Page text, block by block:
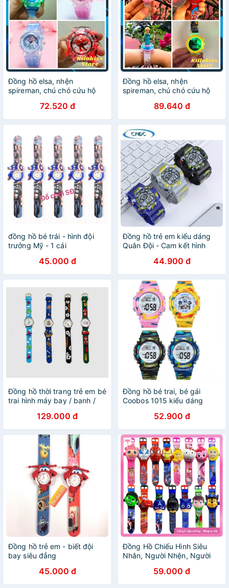
Đồng hồ elsa, nhện
spireman, chú chó cứu hộ
đồng hồ cho bé gái có đèn
nhấp nháy
72.520 đ
Đồng hồ elsa, nhện
spireman, chú chó cứu hộ
đồng hồ cho bé gái có đèn
nhấp nháy có nhạc
89.640 đ
đồng hồ bé trái - hình đội
trưởng Mỹ - 1 cái
45.000 đ
Đồng hồ trẻ em kiểu dáng
Quân Đội - Cam kết hình
44.900 đ
Đồng hồ thời trang trẻ em bé
trai hình máy bay / banh /
PKHRTE017129.000 đ
Đồng hồ bé trai, bé gái
Coobos 1015 kiểu dáng
kết hình thật52.900 đ
Đồng hồ trẻ em - biết đội
bay siêu đẳng
45.000 đ
Đồng Hồ Chiếu Hình Siêu
Nhân, Người Nhện, Người
Chúa, Búp Bê chiếu 20-24
hình Đeo Tay Cho Bé Tr
59.000 đ